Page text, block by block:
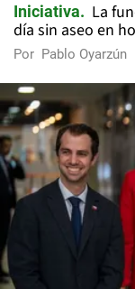
Iniciativa
La
día sin aseo en
Por Pablo Oyarzún